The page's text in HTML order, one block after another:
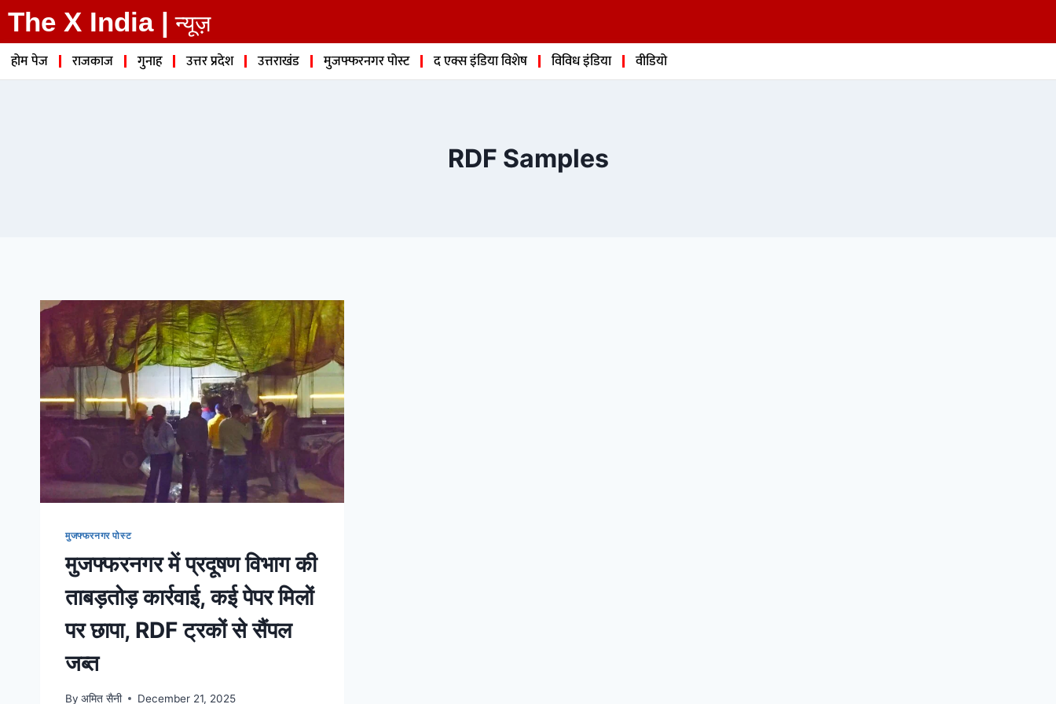
The X India | न्यूज़
होम पेज राजकाज गुनाह उत्तर प्रदेश उत्तराखंड मुजफ्फरनगर पोस्ट द एक्स इंडिया विशेष विविध इंडिया वीडियो
RDF Samples
मुजफ्फरनगर पोस्ट
मुजफ्फरनगर में प्रदूषण विभाग की
ताबड़तोड़ कार्रवाई, कई पेपर मिलों
पर छापा, RDF ट्रकों से सैंपल
जब्त
By अमित सैनी December 21, 2025